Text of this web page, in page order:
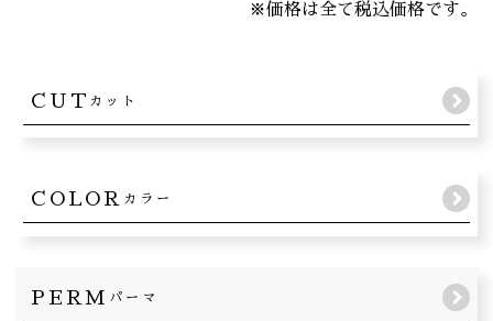
※価格は全て税込価格です。
CUT カット
COLOR カラー
PERM パーマ